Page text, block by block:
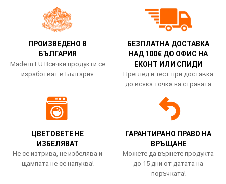
ПРОИЗВЕДЕНО В
БЪЛГАРИЯ
Made in EU Всички продукти се
изработват в България
БЕЗПЛАТНА ДОСТАВКА
НАД 100€ ДО ОФИС НА
ЕКОНТ ИЛИ СПИДИ
Преглед и тест при доставка
до всяка точка на страната
ЦВЕТОВЕТЕ НЕ
ИЗБЕЛЯВАТ
Не се изтрива, не избелява и
щампата не се напуква!
ГАРАНТИРАНО ПРАВО НА
ВРЪЩАНЕ
Можете да върнете продукта
до 15 дни от датата на
поръчката!